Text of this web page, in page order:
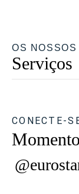
OS NOSSOS
Serviços
CONECTE-